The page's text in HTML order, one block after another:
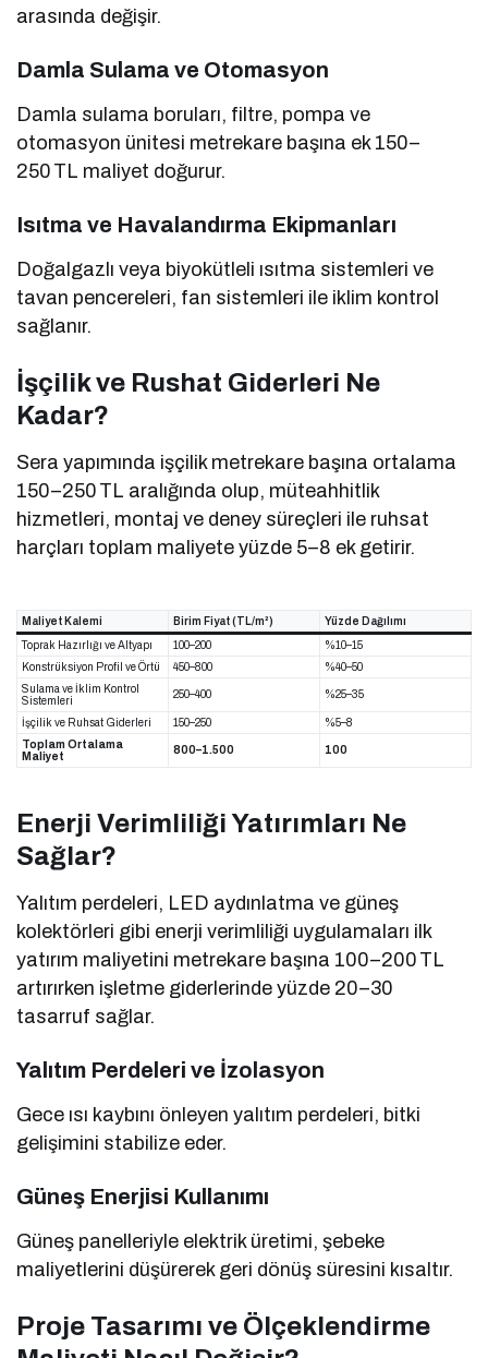
arasında değişir.
Damla Sulama ve Otomasyon
Damla sulama boruları, filtre, pompa ve
otomasyon ünitesi metrekare başına ek 150–
250 TL maliyet doğurur.
Isıtma ve Havalandırma Ekipmanları
Doğalgazlı veya biyokütleli ısıtma sistemleri ve
tavan pencereleri, fan sistemleri ile iklim kontrol
sağlanır.
İşçilik ve Ru­s­hat Giderleri Ne
Kadar?
Sera yapımında işçilik metrekare başına ortalama
150–250 TL aralığında olup, müteahhitlik
hizmetleri, montaj ve deney süreçleri ile ruhsat
harçları toplam maliyete yüzde 5–8 ek getirir.
Maliyet Kalemi Birim Fiyat (TL/m²)
Yüzde Dağılımı
Toprak Hazırlığı ve Altyapı
100–200
%10–15
Konstrüksiyon Profil ve Örtü
450–800
%40–50
Sulama ve İklim Kontrol
Sistemleri
250–400 %25–35
İşçilik ve Ruhsat Giderleri 150–250
%5–8
Toplam Ortalama
Maliyet
800–1.500 100
Enerji Verimliliği Yatırımları Ne
Sağlar?
Yalıtım perdeleri, LED aydınlatma ve güneş
kolektörleri gibi enerji verimliliği uygulamaları ilk
yatırım maliyetini metrekare başına 100–200 TL
artırırken işletme giderlerinde yüzde 20–30
tasarruf sağlar.
Yalıtım Perdeleri ve İzolasyon
Gece ısı kaybını önleyen yalıtım perdeleri, bitki
gelişimini stabilize eder.
Güneş Enerjisi Kullanımı
Güneş panelleriyle elektrik üretimi, şebeke
maliyetlerini düşürerek geri dönüş süresini kısaltır.
Proje Tasarımı ve Ölçeklendirme